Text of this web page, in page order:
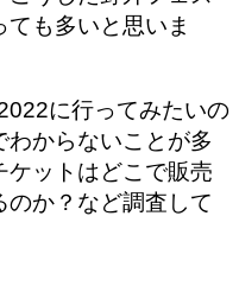
も多いと思いま
に行ってみたいの
からないことが多
ケットはどこで販売
のか？など調査して